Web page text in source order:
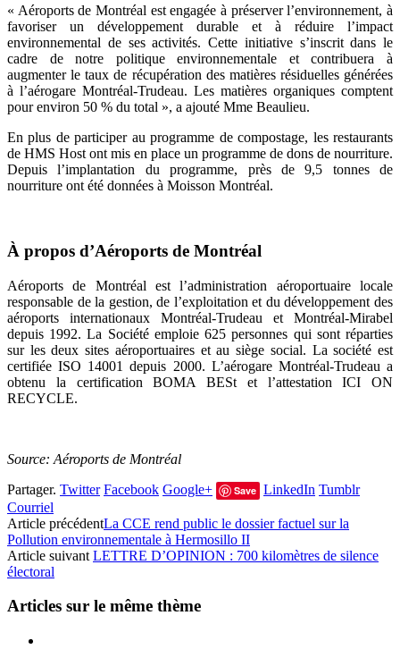
« Aéroports de Montréal est engagée à préserver l’environnement, à
favoriser un développement durable et à réduire l’impact
environnemental de ses activités. Cette initiative s’inscrit dans le
cadre de notre politique environnementale et contribuera à
augmenter le taux de récupération des matières résiduelles générées
à l’aérogare Montréal-Trudeau. Les matières organiques comptent
pour environ 50 % du total », a ajouté Mme Beaulieu.
En plus de participer au programme de compostage, les restaurants
de HMS Host ont mis en place un programme de dons de nourriture.
Depuis l’implantation du programme, près de 9,5 tonnes de
nourriture ont été données à Moisson Montréal.
À propos d’Aéroports de Montréal
Aéroports de Montréal est l’administration aéroportuaire locale
responsable de la gestion, de l’exploitation et du développement des
aéroports internationaux Montréal-Trudeau et Montréal-Mirabel
depuis 1992. La Société emploie 625 personnes qui sont réparties
sur les deux sites aéroportuaires et au siège social. La société est
certifiée ISO 14001 depuis 2000. L’aérogare Montréal-Trudeau a
obtenu la certification BOMA BESt et l’attestation ICI ON
RECYCLE.
Source: Aéroports de Montréal
Partager. Twitter Facebook Google+ Save LinkedIn Tumblr
Courriel
Article précédentLa CCE rend public le dossier factuel sur la
Pollution environnementale à Hermosillo II
Article suivant LETTRE D’OPINION : 700 kilomètres de silence
électoral
Articles sur le même thème